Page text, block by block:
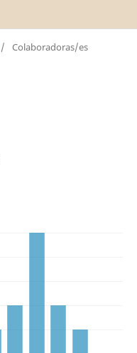
/ Colaboradoras/es